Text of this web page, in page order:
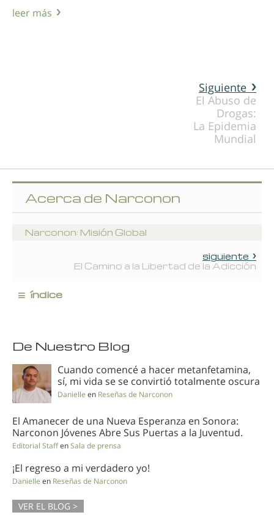
leer más
Siguiente
El Abuso de
Drogas:
La Epidemia
Mundial
Acerca de Narconon
Narconon: Misión Global
siguiente
El Camino a la Libertad de la Adicción
≡ índice
De Nuestro Blog
Cuando comencé a hacer metanfetamina,
sí, mi vida se se convirtió totalmente oscura
Danielle en Reseñas de Narconon
El Amanecer de una Nueva Esperanza en Sonora:
Narconon Jóvenes Abre Sus Puertas a la Juventud.
Editorial StaffenSala de prensa
¡El regreso a mi verdadero yo!
Danielle en Reseñas de Narconon
VER EL BLOG >